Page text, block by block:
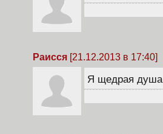
Раисся [21.12.2013 в 17:40]
Я щедрая